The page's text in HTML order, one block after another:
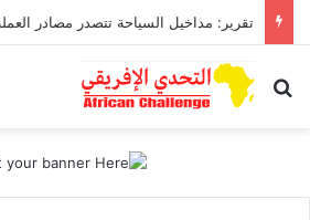
بحث عن